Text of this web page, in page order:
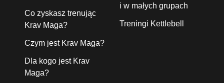
Co zyskasz trenując
Krav Maga?
Czym jest Krav Maga?
Dla kogo jest Krav
Maga?
i w małych grupach
Treningi Kettlebell